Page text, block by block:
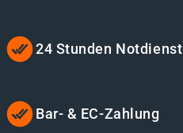
24 Stunden Notdienst
Bar- & EC-Zahlung